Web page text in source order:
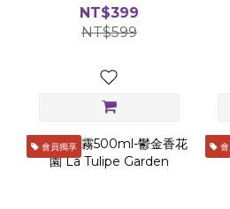
NT$399
NT$599
會員獨享 會